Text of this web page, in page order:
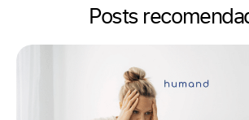
Posts